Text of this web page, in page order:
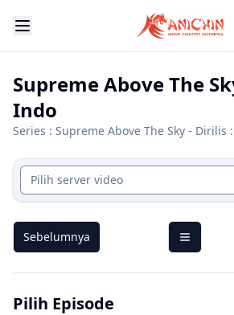
Supreme Above The
Indo
Series : Supreme Above The Sky - Dirilis
Pilih server video
Sebelumnya
Pilih Episode